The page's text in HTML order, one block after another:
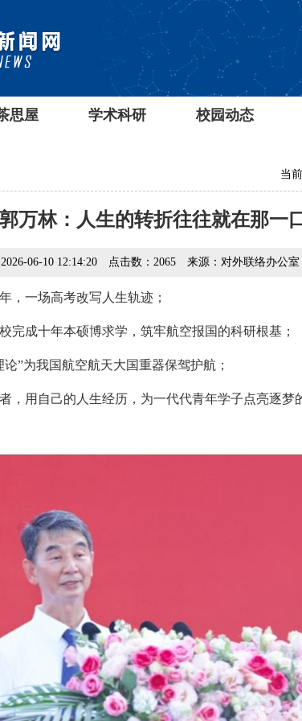
思屋 学术科研 校园动态
当
万林：人生的转折往往就在那一
06-10 12:14:20 点击数： 2065 来源：对外联络办公室
，一场高考改写人生轨迹；
完成十年本硕博求学，筑牢航空报国的科研根基；
”为我国航空航天大国重器保驾护航；
，用自己的人生经历，为一代代青年学子点亮逐梦